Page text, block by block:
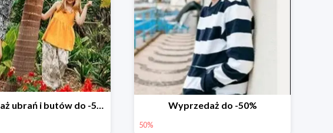
Wyprzedaż ubrań i butów do -50% Wyprzedaż do -50%
50%